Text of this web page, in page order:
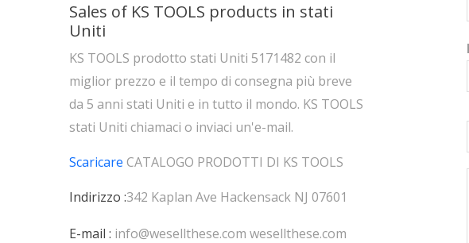
Sales of KS TOOLS products in stati
Uniti
KS TOOLS prodotto stati Uniti 5171482 con il
miglior prezzo e il tempo di consegna più breve
da 5 anni stati Uniti e in tutto il mondo. KS TOOLS
stati Uniti chiamaci o inviaci un'e-mail.
Scaricare CATALOGO PRODOTTI DI KS TOOLS
Indirizzo :342 Kaplan Ave Hackensack NJ 07601
E-mail : info@wesellthese.com wesellthese.com